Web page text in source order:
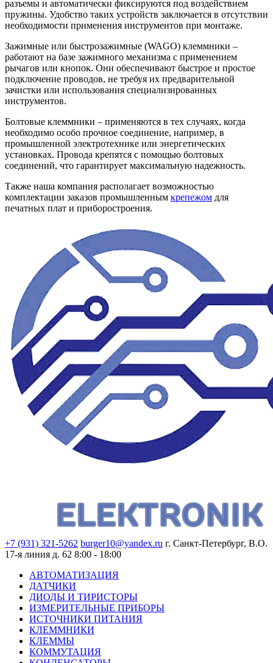
разъемы и автоматически фиксируются под воздействием
пружины. Удобство таких устройств заключается в отсутствии
необходимости применения инструментов при монтаже.
Зажимные или быстрозажимные (WAGO) клеммники –
работают на базе зажимного механизма с применением
рычагов или кнопок. Они обеспечивают быстрое и простое
подключение проводов, не требуя их предварительной
зачистки или использования специализированных
инструментов.
Болтовые клеммники – применяются в тех случаях, когда
необходимо особо прочное соединение, например, в
промышленной электротехнике или энергетических
установках. Провода крепятся с помощью болтовых
соединений, что гарантирует максимальную надежность.
Также наша компания располагает возможностью
комплектации заказов промышленным крепежом для
печатных плат и приборостроения.
+7 (931) 321-5262 burger10@yandex.ru г. Санкт-Петербург, В.О.
17-я линия д. 62 8:00 - 18:00
АВТОМАТИЗАЦИЯ
ДАТЧИКИ
ДИОДЫ И ТИРИСТОРЫ
ИЗМЕРИТЕЛЬНЫЕ ПРИБОРЫ
ИСТОЧНИКИ ПИТАНИЯ
КЛЕММНИКИ
КЛЕММЫ
КОММУТАЦИЯ